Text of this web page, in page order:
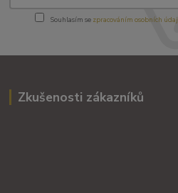
Souhlasím se zpracováním osobních
Zkušenosti zákazníků